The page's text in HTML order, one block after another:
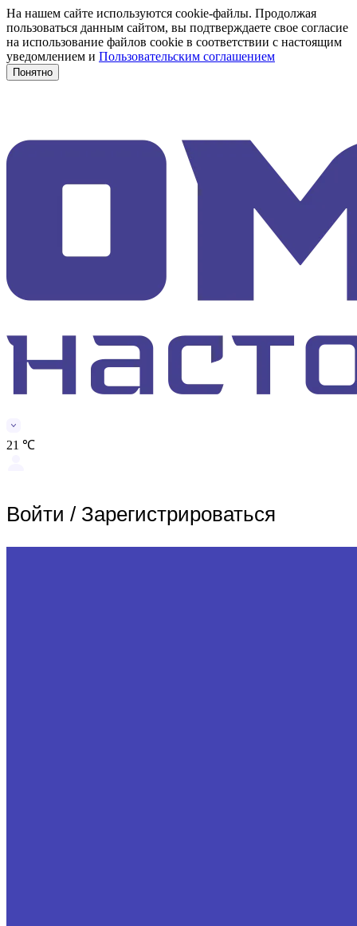
На нашем сайте используются cookie-файлы. Продолжая
пользоваться данным сайтом, вы подтверждаете свое согласие
на использование файлов cookie в соответствии с настоящим
уведомлением и Пользовательским соглашением
Понятно
21 ℃
Войти / Зарегистрироваться